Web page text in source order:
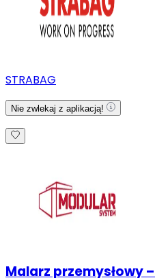
STRABAG
Nie zwlekaj z aplikacją!
Malarz przemysłowy